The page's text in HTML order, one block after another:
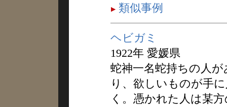
類似事例
ヘビガミ
1922年 愛媛県
蛇神一名蛇持ちの人
り、欲しいものが手
く。憑かれた人は某